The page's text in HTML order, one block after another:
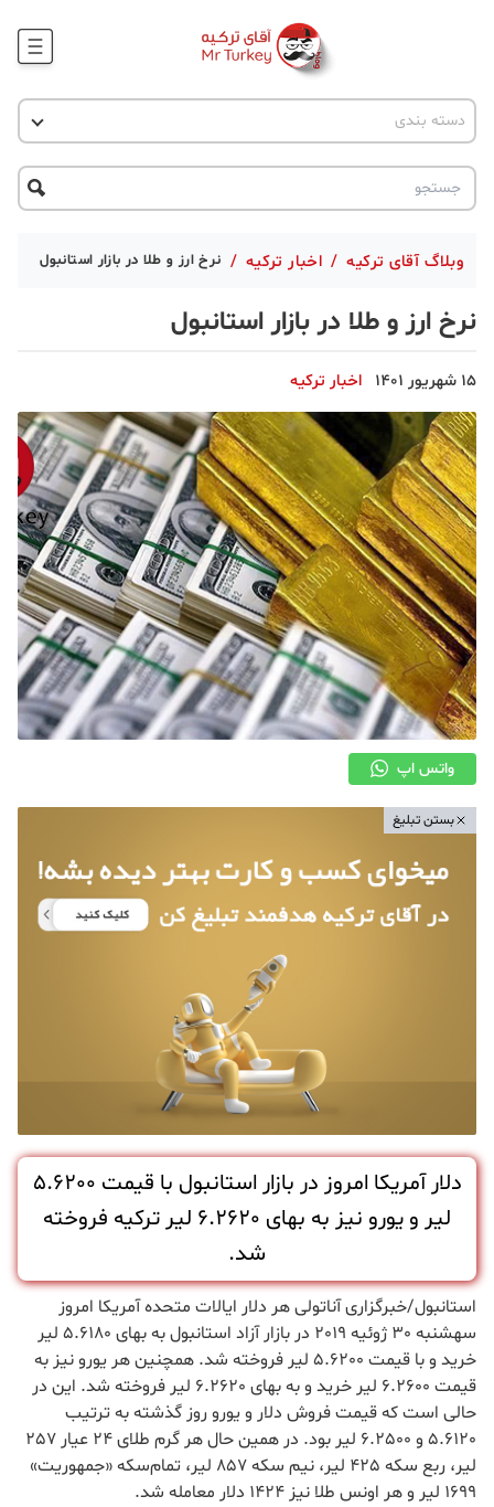
وبلاگ
جاذبه گردشگری
دسته بندی
اخبار ترکیه
پروژه ها
تحصیل در ترکیه
ترکیه گردی
دانستنی
دکوراسیون
قبرس
وبلاگ آقای ترکیه / اخبار ترکیه / نرخ ارز و طلا در بازار استانبول
نرخ ارز و طلا در بازار استانبول
15 شهریور 1401 اخبار ترکیه
واتس اپ
بستن تبلیغ
دلار آمریکا امروز در بازار استانبول با قیمت 5.6200
لیر و یورو نیز به بهای 6.2620 لیر ترکیه فروخته
شد.
استانبول/خبرگزاری آناتولی هر دلار ایالات متحده آمریکا امروز
سهشنبه 30 ژوئيه 2019 در بازار آزاد استانبول به بهای 5.6180 لیر
خرید و با قیمت 5.6200 لیر فروخته شد. همچنین هر یورو نیز به
قیمت 6.2600 لیر خرید و به بهای 6.2620 لیر فروخته شد. این در
حالی است که قیمت فروش دلار و یورو روز گذشته به ترتیب
5.6120 و 6.2500 لیر بود. در همین حال هر گرم طلای 24 عیار 257
لیر، ربع سکه 425 لیر، نیم سکه 857 لیر، تمام‌سکه «جمهوریت»
1699 لیر و هر اونس طلا نیز 1424 دلار معامله شد.